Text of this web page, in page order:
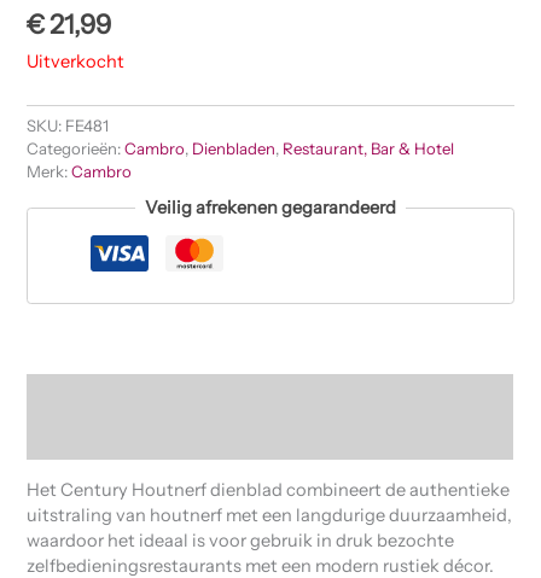
€21,99
Uitverkocht
SKU: FE481
Categorieën:Cambro, Dienbladen, Restaurant, Bar & Hotel
Merk:Cambro
Veilig afrekenen gegarandeerd
Het Century Houtnerf dienblad combineert de authentieke
uitstraling van houtnerf met een langdurige duurzaamheid,
waardoor het ideaal is voor gebruik in druk bezochte
zelfbedieningsrestaurants met een modern rustiek décor.